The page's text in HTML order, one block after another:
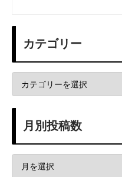
カテゴリー
月別投稿数